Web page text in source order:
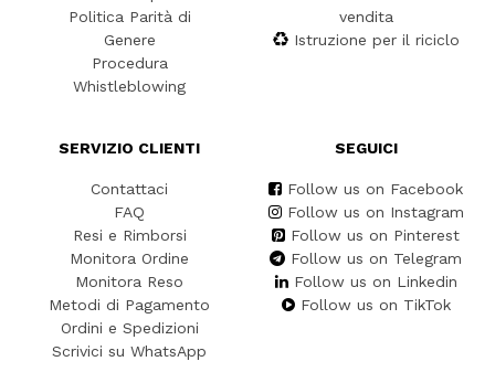
Politica Parità di
Genere
Procedura
Whistleblowing
vendita
Istruzione per il riciclo
SERVIZIO CLIENTI
Contattaci
FAQ
Resi e Rimborsi
Monitora Ordine
Monitora Reso
Metodi di Pagamento
Ordini e Spedizioni
Scrivici su WhatsApp
SEGUICI
Follow us on Facebook
Follow us on Instagram
Follow us on Pinterest
Follow us on Telegram
Follow us on Linkedin
Follow us on TikTok